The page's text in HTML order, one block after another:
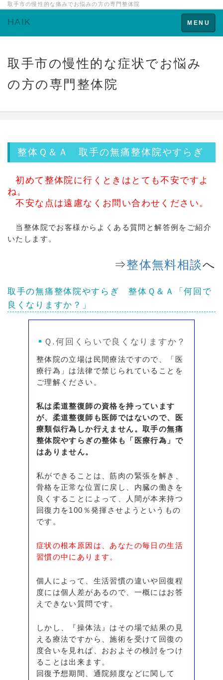
取手市の慢性的な痛みでお悩みの方の専門整体院
Toggle
navigation
MENU
HAIK
取手市の慢性的な症状でお悩み
の方の専門整体院
整体Ｑ＆Ａ 取手の無痛整体院やすらぎ
初めて整体院に行くときはとても不安ですよ
ね。
不安な点は遠慮なくお問い合わせください。
当整体院でお客様からよくある質問と解答例をご紹介
いたします。
⇒整体無料相談へ
取手の無痛整体院やすらぎ整体Ｑ＆Ａ
「何回で
良くなりますか？」
Ｑ.何回くらいで良くなりますか？
整体院の立場は民間療法ですので、「医
療行為」は法律で禁じられていることを
ご理解ください。
私は柔道整復師の資格を持っています
が、柔道整復師も医師ではないので、医
療類似行為しか行えません。取手の無痛
整体院やすらぎの整体も「医療行為」で
はありません。
私ができることは、筋肉の緊張を解き、
骨格を正常な位置に戻し、内臓の働きを
良くすることによって、人間が本来持つ
回復力を100％発揮させようというもの
です。
症状の根本原因は、あなたの毎日の生活
習慣の中にあります。
個人によって、生活習慣の違いや回復程
度には個人差があるので、一概にはお答
えできない質問です。
しかし、『操体法』はその場で結果の見
える療法ですから、施術を受けて回復の
度合いを見れば、おおよその検討をつけ
ることは出来ます。
回復予想期間、通院頻度などに関して